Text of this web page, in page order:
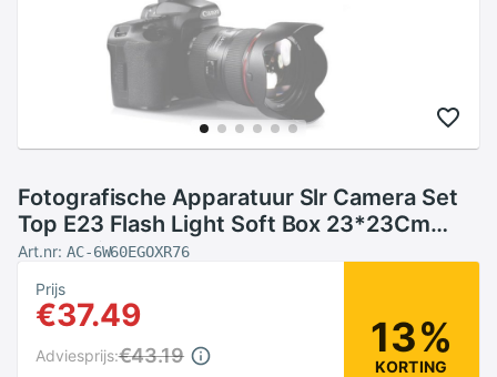
Fotografische Apparatuur Slr Camera Set
Top E23 Flash Light Soft Box 23*23Cm
Zacht Licht Cover
Art.nr: AC-6W60EGOXR76
Prijs
€37.49
Adviesprijs:€43.19 13%
KORTING